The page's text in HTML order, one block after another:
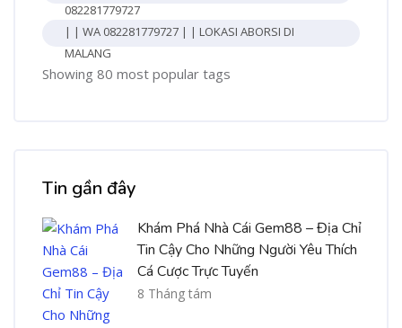
082281779727
| | WA 082281779727 | | LOKASI ABORSI DI
MALANG
Showing 80 most popular tags
Tin gần đây
Khám Phá Nhà Cái Gem88 – Địa Chỉ
Tin Cậy Cho Những Người Yêu Thích
Cá Cược Trực Tuyến
8 Tháng tám